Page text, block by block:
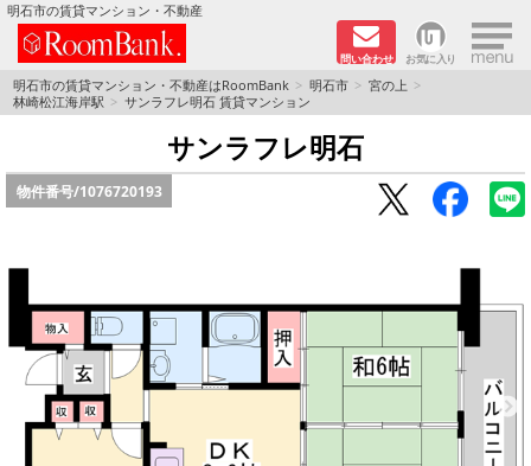
明石市の賃貸マンション・不動産
問い合わせ お気に入り ×
TOPページ
分譲マンションシリーズ
リノベーション物件
オートロック付き物件特集
路線·駅から探す
地域から探す
明石市の賃貸マンション・不動産はRoomBank 明石市
宮の上
林崎松江海岸駅
サンラフレ明石 賃貸マンション
サンラフレ明石
物件番号/1076720193